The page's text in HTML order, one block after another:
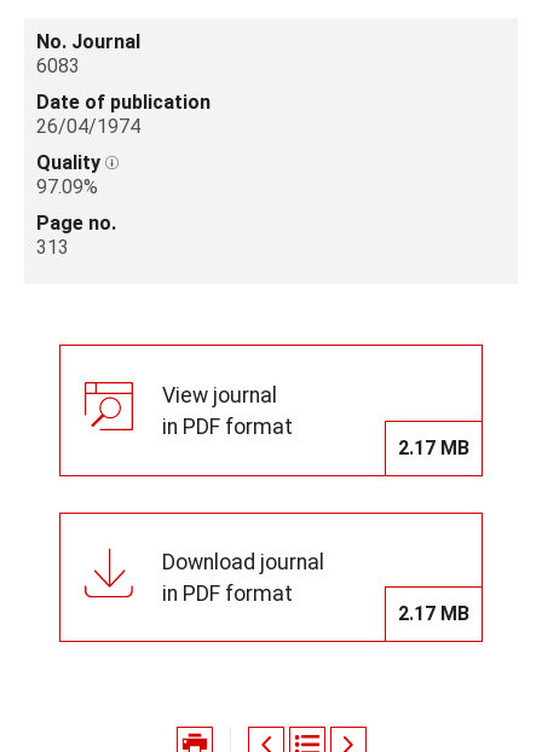
No. Journal
6083
Date of publication
26/04/1974
Quality
97.09%
Page no.
313
View journal
in PDF format
2.17 MB
Download journal
in PDF format
2.17 MB